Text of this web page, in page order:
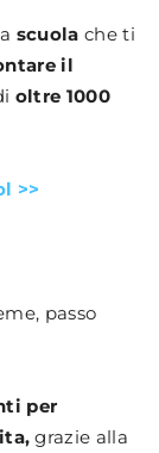
scuola che ti
il
oltre 1000
>>
passo
per
grazie alla